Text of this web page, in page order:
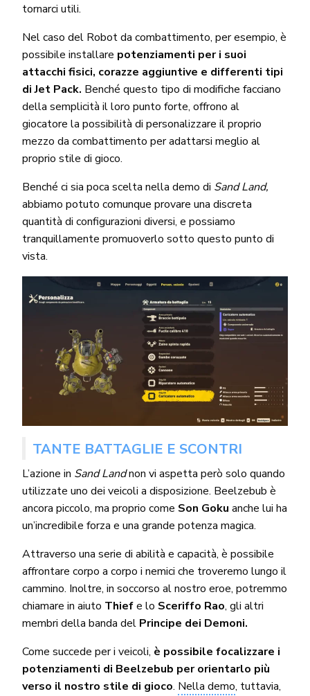
tornarci utili.
Nel caso del Robot da combattimento, per esempio, è
possibile installare potenziamenti per i suoi
attacchi fisici, corazze aggiuntive e differenti tipi
di Jet Pack. Benché questo tipo di modifiche facciano
della semplicità il loro punto forte, offrono al
giocatore la possibilità di personalizzare il proprio
mezzo da combattimento per adattarsi meglio al
proprio stile di gioco.
Benché ci sia poca scelta nella demo di Sand Land,
abbiamo potuto comunque provare una discreta
quantità di configurazioni diversi, e possiamo
tranquillamente promuoverlo sotto questo punto di
vista.
TANTE BATTAGLIE E SCONTRI
L’azione in Sand Landnon vi aspetta però solo quando
utilizzate uno dei veicoli a disposizione. Beelzebub è
ancora piccolo, ma proprio come Son Goku anche lui ha
un’incredibile forza e una grande potenza magica.
Attraverso una serie di abilità e capacità, è possibile
affrontare corpo a corpo i nemici che troveremo lungo il
cammino. Inoltre, in soccorso al nostro eroe, potremmo
chiamare in aiuto Thiefe lo Sceriffo Rao, gli altri
membri della banda del Principe dei Demoni.
Come succede per i veicoli, è possibile focalizzare i
potenziamenti di Beelzebub per orientarlo più
verso il nostro stile di gioco. Nella demo, tuttavia,